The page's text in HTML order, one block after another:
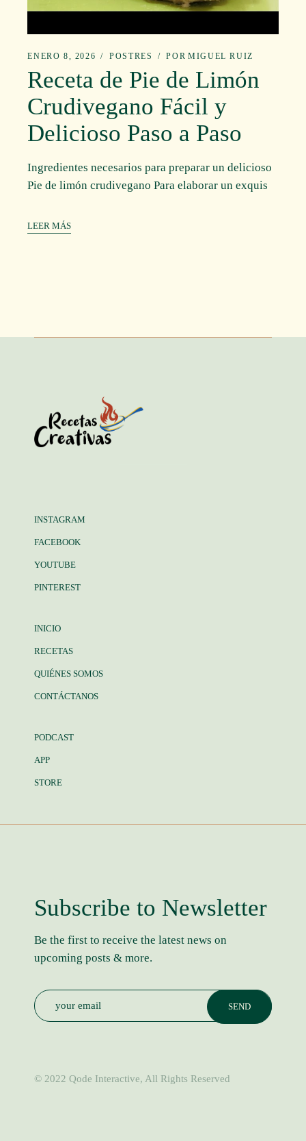
ENERO 8, 2026 POSTRES POR MIGUEL RUIZ
Receta de Pie de Limón
Crudivegano Fácil y
Delicioso Paso a Paso
Ingredientes necesarios para preparar un delicioso
Pie de limón crudivegano Para elaborar un exquis
LEER MÁS
INSTAGRAM
FACEBOOK
YOUTUBE
PINTEREST
INICIO
RECETAS
QUIÉNES SOMOS
CONTÁCTANOS
PODCAST
APP
STORE
Subscribe to Newsletter
Be the first to receive the latest news on
upcoming posts & more.
© 2022 Qode Interactive, All Rights Reserved